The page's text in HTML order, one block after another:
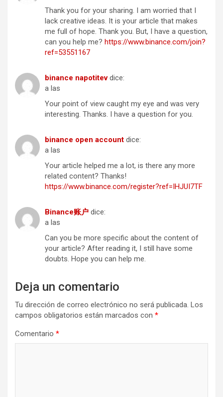
Thank you for your sharing. I am worried that I
lack creative ideas. It is your article that makes
me full of hope. Thank you. But, I have a question,
can you help me? https://www.binance.com/join?
ref=53551167
binance napotitev dice:
a las
Your point of view caught my eye and was very
interesting. Thanks. I have a question for you.
binance open account dice:
a las
Your article helped me a lot, is there any more
related content? Thanks!
https://www.binance.com/register?ref=IHJUI7TF
Binance账户 dice:
a las
Can you be more specific about the content of
your article? After reading it, I still have some
doubts. Hope you can help me.
Deja un comentario
Tu dirección de correo electrónico no será publicada. Los
campos obligatorios están marcados con *
Comentario *